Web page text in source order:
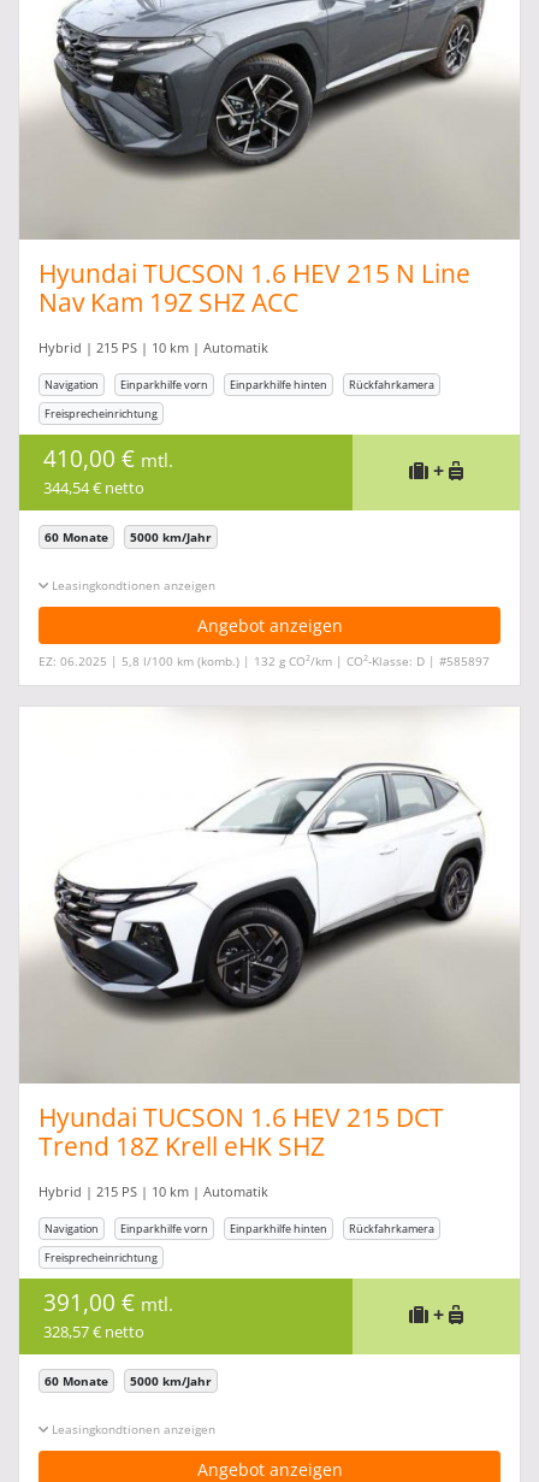
Hyundai TUCSON 1.6 HEV 215 N Line
Nav Kam 19Z SHZ ACC
Hybrid | 215 PS | 10 km | Automatik
Navigation Einparkhilfe vorn Einparkhilfe hinten
Rückfahrkamera
Freisprecheinrichtung
410,00 € mtl.
344,54 € netto
+
60 Monate 5000 km/Jahr
Leasingkonditionen ein-/ausblenden
Angebot anzeigen
EZ: 06.2025 | 5,8 l/100 km (komb.) | 132 g CO2/km | CO2-Klasse: D | #585897
Hyundai TUCSON 1.6 HEV 215 DCT
Trend 18Z Krell eHK SHZ
Hybrid | 215 PS | 10 km | Automatik
Navigation Einparkhilfe vorn Einparkhilfe hinten
Rückfahrkamera
Freisprecheinrichtung
391,00 € mtl.
328,57 € netto
+
60 Monate 5000 km/Jahr
Leasingkonditionen ein-/ausblenden
Angebot anzeigen